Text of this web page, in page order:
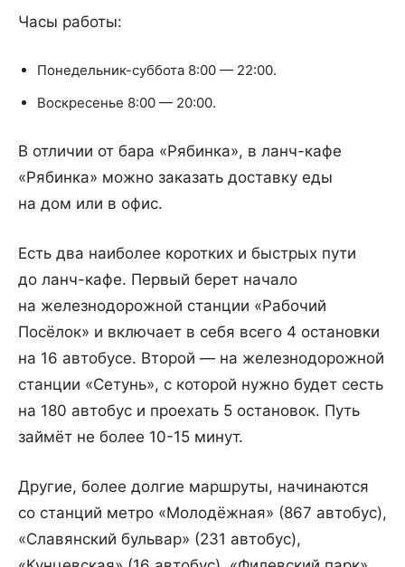
Часы работы:
Понедельник-суббота 8:00 — 22:00.
Воскресенье 8:00 — 20:00.
В отличии от бара «Рябинка», в ланч-кафе
«Рябинка» можно заказать доставку еды
на дом или в офис.
Есть два наиболее коротких и быстрых пути
до ланч-кафе. Первый берет начало
на железнодорожной станции «Рабочий
Посёлок» и включает в себя всего 4 остановки
на 16 автобусе. Второй — на железнодорожной
станции «Сетунь», с которой нужно будет сесть
на 180 автобус и проехать 5 остановок. Путь
займёт не более 10-15 минут.
Другие, более долгие маршруты, начинаются
со станций метро «Молодёжная» (867 автобус),
«Славянский бульвар» (231 автобус),